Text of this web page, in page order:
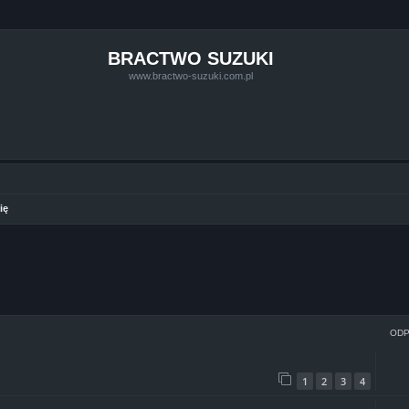
BRACTWO SUZUKI
www.bractwo-suzuki.com.pl
1 2 3 4